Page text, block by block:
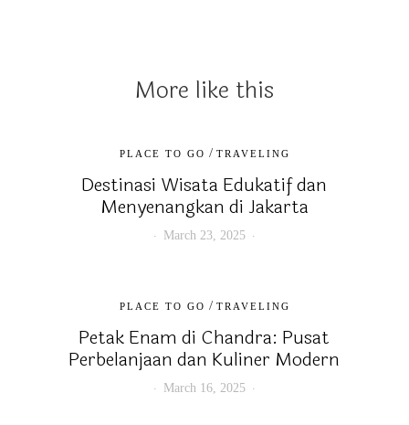
More like this
PLACE TO GO / TRAVELING
Destinasi Wisata Edukatif dan
Menyenangkan di Jakarta
March 23, 2025
PLACE TO GO / TRAVELING
Petak Enam di Chandra: Pusat
Perbelanjaan dan Kuliner Modern
March 16, 2025